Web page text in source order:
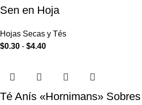
Sen en Hoja
Hojas Secas y Tés
$0.30 - $4.40
Té Anís «Hornimans»